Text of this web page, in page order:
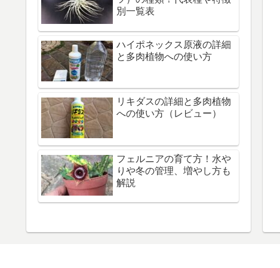
別一覧表
ハイポネックス原液の詳細
と多肉植物への使い方
リキダスの詳細と多肉植物
への使い方（レビュー）
フェルニアの育て方！水や
りや冬の管理、増やし方も
解説